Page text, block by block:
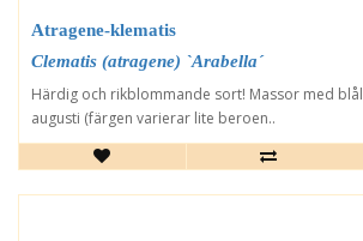
Atragene-klematis
Clematis (atragene) `Arabella´
Härdig och rikblommande sort! Massor med
augusti (färgen varierar lite beroen..